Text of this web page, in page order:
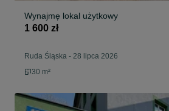
Wynajmę lokal użytkowy
1 600 zł
Ruda Śląska - 28 lipca 2026
30 m²